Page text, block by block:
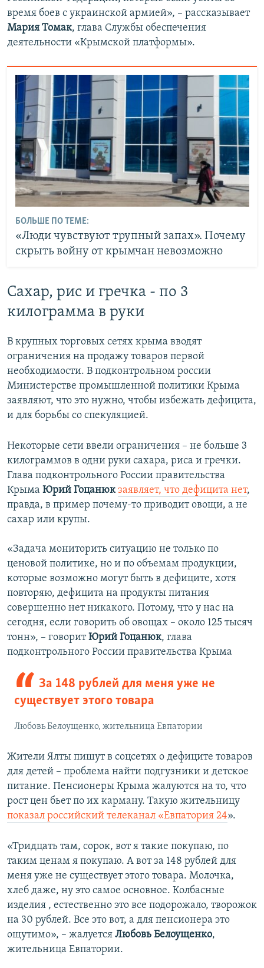
время боев с украинской армией», – рассказывает
Мария Томак, глава Службы обеспечения
деятельности «Крымской платформы».
БОЛЬШЕ ПО ТЕМЕ:
«Люди чувствуют трупный запах». Почему
скрыть войну от крымчан невозможно
Сахар, рис и гречка - по 3
килограмма в руки
В крупных торговых сетях крыма вводят
ограничения на продажу товаров первой
необходимости. В подконтрольном россии
Министерстве промышленной политики Крыма
заявляют, что это нужно, чтобы избежать дефицита,
и для борьбы со спекуляцией.
Некоторые сети ввели ограничения – не больше 3
килограммов в одни руки сахара, риса и гречки.
Глава подконтрольного России правительства
Крыма Юрий Гоцанюк заявляет, что дефицита нет,
правда, в пример почему-то приводит овощи, а не
сахар или крупы.
«​Задача мониторить ситуацию не только по
ценовой политике, но и по объемам продукции,
которые возможно могут быть в дефиците, хотя
повторяю, дефицита на продукты питания
совершенно нет никакого. Потому, что у нас на
сегодня, если говорить об овощах – около 125 тысяч
тонн», – говоритЮрий Гоцанюк, глава
подконтрольного России правительства Крыма
За 148 рублей для меня уже не
существует этого товара
Любовь Белоущенко, жительница Евпатории
Жители Ялты пишут в соцсетях о дефиците товаров
для детей – проблема найти подгузники и детское
питание. Пенсионеры Крыма жалуются на то, что
рост цен бьет по их карману. Такую жительницу
показал российский телеканал «Евпатория 24».
«​Тридцать там, сорок, вот я такие покупаю, по
таким ценам я покупаю. А вот за 148 рублей для
меня уже не существует этого товара. Молочка,
хлеб даже, ну это самое основное. Колбасные
изделия , естественно это все подорожало, творожок
на 30 рублей. Все это вот, а для пенсионера это
ощутимо», –​ жалуется Любовь Белоущенко,
жительница Евпатории.